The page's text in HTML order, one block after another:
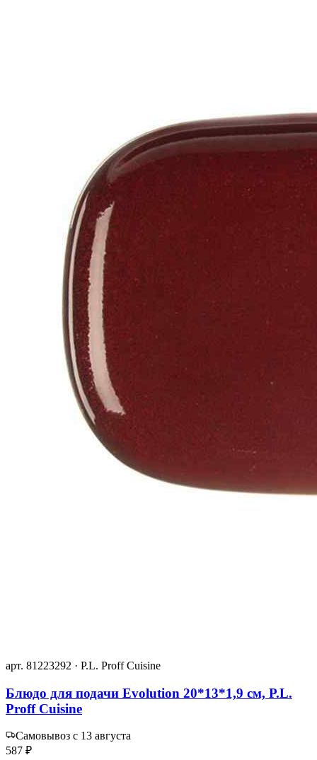
арт. 81223292 · P.L. Proff Cuisine
Блюдо для подачи Evolution 20*13*1,9 см, P.L.
Proff Cuisine
Самовывоз с 13 августа
587 ₽